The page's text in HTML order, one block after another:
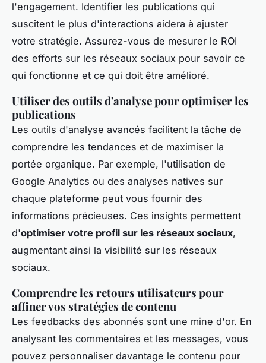
l'engagement. Identifier les publications qui
suscitent le plus d'interactions aidera à ajuster
votre stratégie. Assurez-vous de mesurer le ROI
des efforts sur les réseaux sociaux pour savoir ce
qui fonctionne et ce qui doit être amélioré.
Utiliser des outils d'analyse pour optimiser les
publications
Les outils d'analyse avancés facilitent la tâche de
comprendre les tendances et de maximiser la
portée organique. Par exemple, l'utilisation de
Google Analytics ou des analyses natives sur
chaque plateforme peut vous fournir des
informations précieuses. Ces insights permettent
d'optimiser votre profil sur les réseaux sociaux,
augmentant ainsi la visibilité sur les réseaux
sociaux.
Comprendre les retours utilisateurs pour
affiner vos stratégies de contenu
Les feedbacks des abonnés sont une mine d'or. En
analysant les commentaires et les messages, vous
pouvez personnaliser davantage le contenu pour